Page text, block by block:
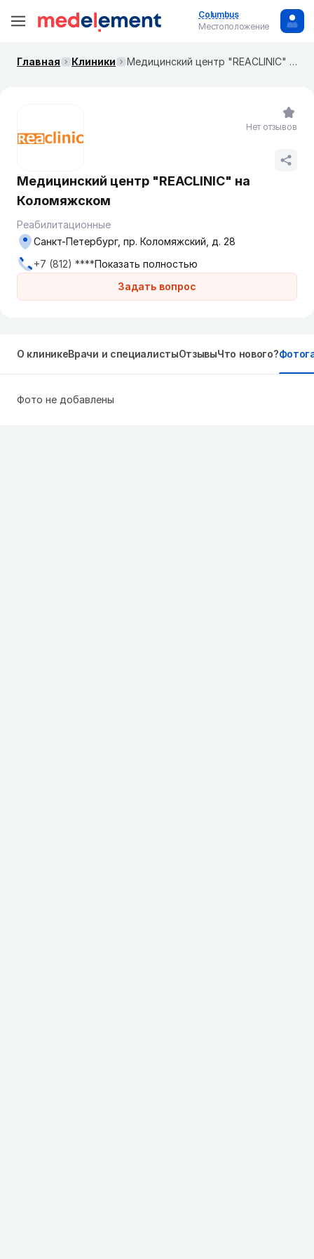
Columbus
Местоположение
Главная Клиники Медицинский центр "REACLINIC" на Коломяжском
Медицинский центр "REACLINIC" на
Коломяжском
Реабилитационные
Задать вопрос
Санкт-Петербург, пр. Коломяжский, д. 28
+7 (812) ****Показать полностью
Нет отзывов
О клиникеВрачи и специалистыОтзывыЧто нового?
Фото не добавлены